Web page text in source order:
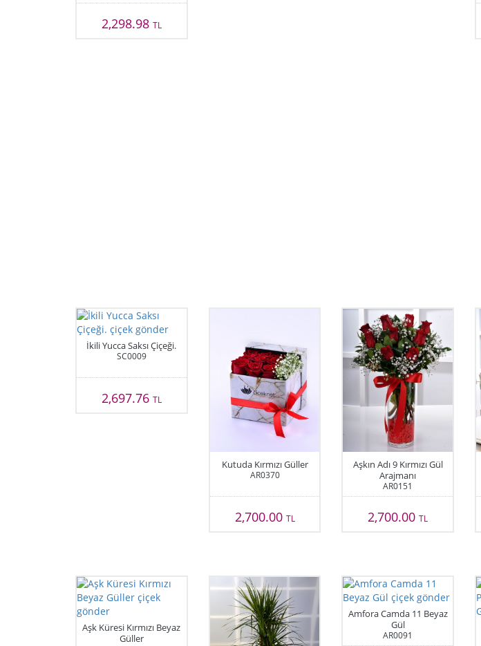
2,298.98 TL
İkili Yucca Saksı Çiçeği.
SC0009
2,697.76 TL
Kutuda Kırmızı Güller
AR0370
2,700.00 TL
Aşkın Adı 9 Kırmızı Gül
Arajmanı
AR0151
2,700.00TL
Aşk Küresi Kırmızı Beyaz
Güller
Amfora Camda 11 Beyaz
Gül
AR0091